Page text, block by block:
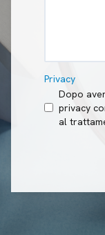
Privacy
Dopo
privacy
al